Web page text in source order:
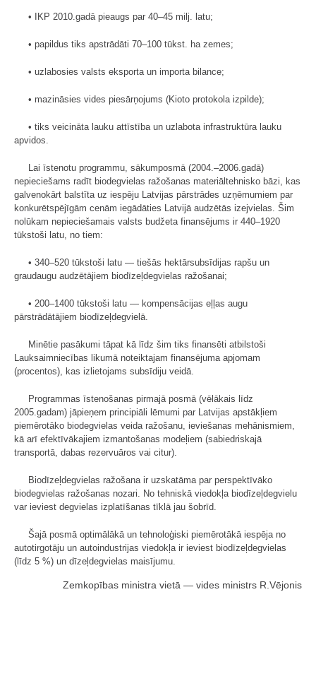
• IKP 2010.gadā pieaugs par 40–45 milj. latu;
• papildus tiks apstrādāti 70–100 tūkst. ha zemes;
• uzlabosies valsts eksporta un importa bilance;
• mazināsies vides piesārņojums (Kioto protokola izpilde);
• tiks veicināta lauku attīstība un uzlabota infrastruktūra lauku
apvidos.
Lai īstenotu programmu, sākumposmā (2004.–2006.gadā)
nepieciešams radīt biodegvielas ražošanas materiāltehnisko bāzi, kas
galvenokārt balstīta uz iespēju Latvijas pārstrādes uzņēmumiem par
konkurētspējīgām cenām iegādāties Latvijā audzētās izejvielas. Šim
nolūkam nepieciešamais valsts budžeta finansējums ir 440–1920
tūkstoši latu, no tiem:
• 340–520 tūkstoši latu — tiešās hektārsubsīdijas rapšu un
graudaugu audzētājiem biodīzeļdegvielas ražošanai;
• 200–1400 tūkstoši latu — kompensācijas eļļas augu
pārstrādātājiem biodīzeļdegvielā.
Minētie pasākumi tāpat kā līdz šim tiks finansēti atbilstoši
Lauksaimniecības likumā noteiktajam finansējuma apjomam
(procentos), kas izlietojams subsīdiju veidā.
Programmas īstenošanas pirmajā posmā (vēlākais līdz
2005.gadam) jāpieņem principiāli lēmumi par Latvijas apstākļiem
piemērotāko biodegvielas veida ražošanu, ieviešanas mehānismiem,
kā arī efektīvākajiem izmantošanas modeļiem (sabiedriskajā
transportā, dabas rezervuāros vai citur).
Biodīzeļdegvielas ražošana ir uzskatāma par perspektīvāko
biodegvielas ražošanas nozari. No tehniskā viedokļa biodīzeļdegvielu
var ieviest degvielas izplatīšanas tīklā jau šobrīd.
Šajā posmā optimālākā un tehnoloģiski piemērotākā iespēja no
autotirgotāju un autoindustrijas viedokļa ir ieviest biodīzeļdegvielas
(līdz 5 %) un dīzeļdegvielas maisījumu.
Zemkopības ministra vietā — vides ministrs R.Vējonis